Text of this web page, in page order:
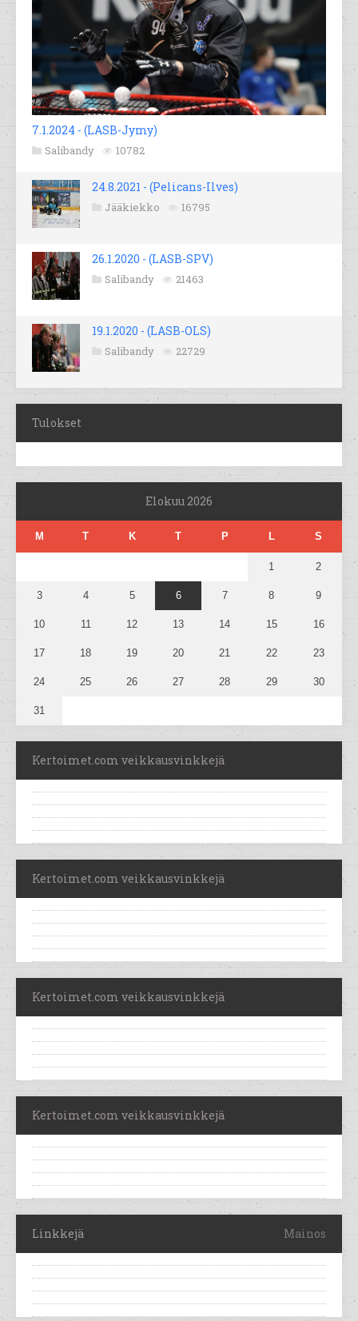
7.1.2024 - (LASB-Jymy)
Salibandy 10782
24.8.2021 - (Pelicans-Ilves)
Jääkiekko 16795
26.1.2020 - (LASB-SPV)
Salibandy 21463
19.1.2020 - (LASB-OLS)
Salibandy 22729
Tulokset
Elokuu 2026
M T K T P L S
1 2
3 4 5 6 7 8 9
10 11 12 13 14 15 16
17 18 19 20 21 22 23
24 25 26 27 28 29 30
31
Kertoimet.com veikkausvinkkejä
Kertoimet.com veikkausvinkkejä
Kertoimet.com veikkausvinkkejä
Kertoimet.com veikkausvinkkejä
Linkkejä Mainos